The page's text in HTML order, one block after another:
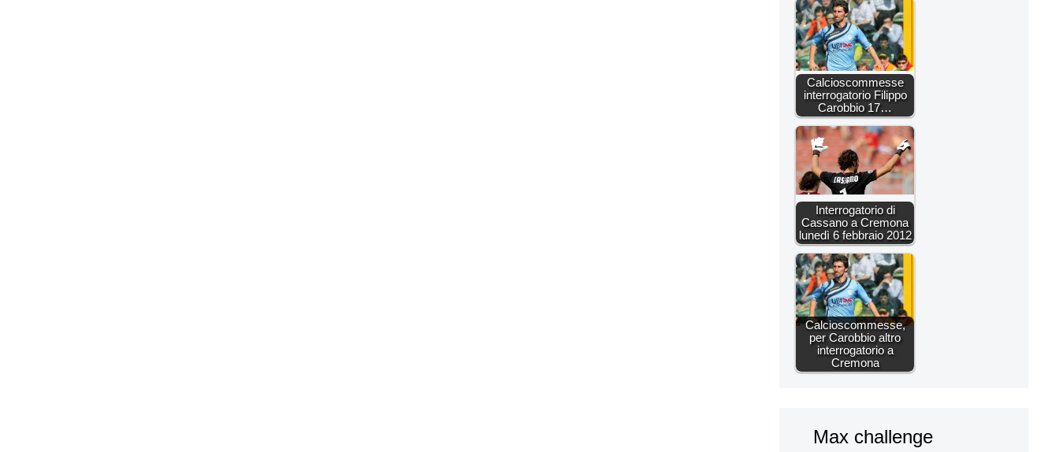
Calcioscommesse
interrogatorio Filippo
Carobbio 17…
Interrogatorio di
Cassano a Cremona
lunedì 6 febbraio 2012
Calcioscommesse,
per Carobbio altro
interrogatorio a
Cremona